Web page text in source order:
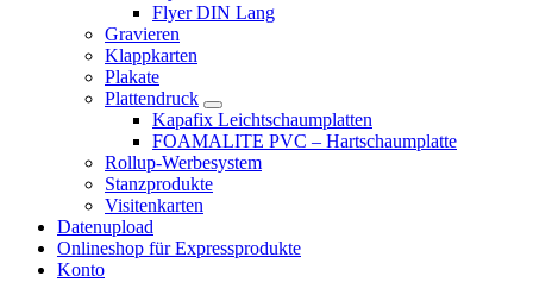
Flyer DIN Lang
Gravieren
Klappkarten
Plakate
Plattendruck
Kapafix Leichtschaumplatten
FOAMALITE PVC – Hartschaumplatte
Rollup-Werbesystem
Stanzprodukte
Visitenkarten
Datenupload
Onlineshop für Expressprodukte
Konto